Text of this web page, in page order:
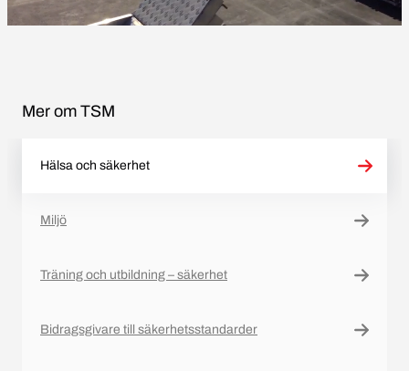
Mer om TSM
Hälsa och säkerhet
Miljö
Träning och utbildning – säkerhet
Bidragsgivare till säkerhetsstandarder